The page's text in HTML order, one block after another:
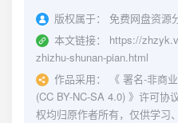
版权属于：
免费网盘资源
本文链接：
https://
zhizhu-shunan-pian.html
作品采用：
《 署名-非商
(CC BY-NC-SA 4.0) 》许可协
权均归原作者所有，仅供学习